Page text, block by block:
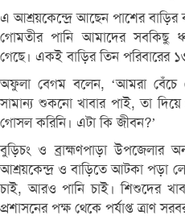
এ আশ্রয়কেন্দ্রে আছেন পাশের বাড়ির
গোমতীর পানি আমাদের সবকিছু
গেছে। একই বাড়ির তিন পরিবারের
অফুলা বেগম বলেন, ‘আমরা
সামান্য শুকনো খাবার পাই, তা
গোসল করিনি। এটা কি জীবন?’
বুড়িচং ও ব্রাহ্মণপাড়া উপজেলার
আশ্রয়কেন্দ্র ও বাড়িতে আটকা
চাই, আরও পানি চাই। শিশুদের
প্রশাসনের পক্ষ থেকে পর্যাপ্ত ত্রাণ